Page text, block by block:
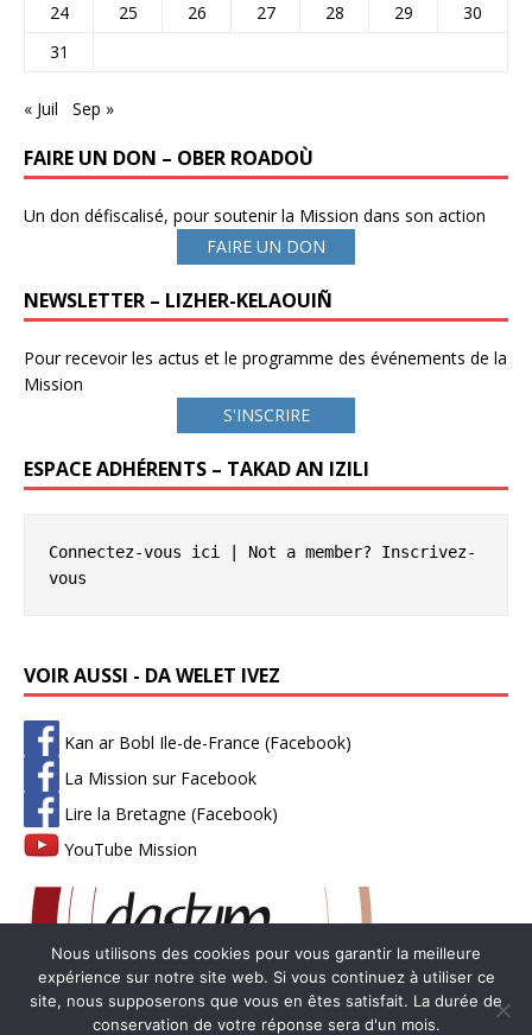
24
25 26 27 28 29
30
31
« Juil Sep »
FAIRE UN DON – OBER ROADOÙ
Un don défiscalisé, pour soutenir la Mission dans son action
FAIRE UN DON
NEWSLETTER – LIZHER-KELAOUIÑ
Pour recevoir les actus et le programme des événements de la
Mission
S'INSCRIRE
ESPACE ADHÉRENTS – TAKAD AN IZILI
Connectez-vous ici | Not a member? Inscrivez-
vous
VOIR AUSSI - DA WELET IVEZ
Kan ar Bobl Ile-de-France (Facebook)
La Mission sur Facebook
Lire la Bretagne (Facebook)
YouTube Mission
Nous utilisons des cookies pour vous garantir la meilleure
expérience sur notre site web. Si vous continuez à utiliser ce
site, nous supposerons que vous en êtes satisfait. La durée de
conservation de votre réponse sera d'un mois.